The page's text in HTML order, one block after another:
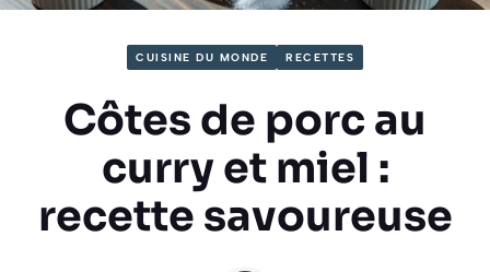
CUISINE DU MONDE RECETTES
Côtes de porc au
curry et miel :
recette savoureuse